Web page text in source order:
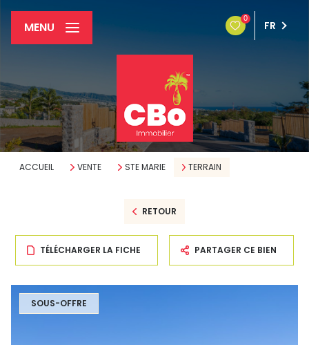
0
FR
MENU
ACCUEIL VENTE STE MARIE TERRAIN
RETOUR
TÉLÉCHARGER LA FICHE PARTAGER CE BIEN
SOUS-OFFRE